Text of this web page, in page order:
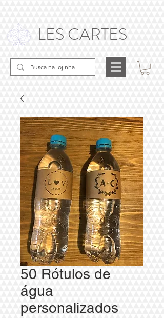
LES CARTES
50 Rótulos de
água
personalizados